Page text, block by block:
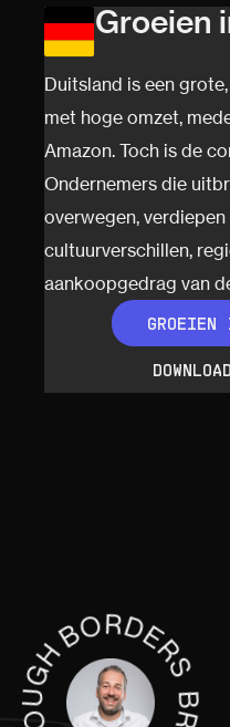
Groeien
Duitsland is een
met hoge omzet,
Amazon. Toch is de
Ondernemers die
overwegen,
cultuurverschillen,
aankoopgedrag van